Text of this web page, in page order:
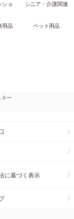
ショ
シニア・介護関連
用品 ペット用品
ー
に基づく表示